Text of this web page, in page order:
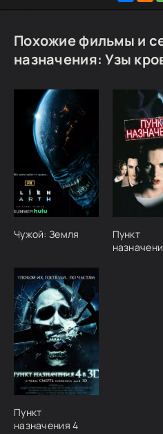
Похожие фильмы и
назначения: Узы
Чужой: Земля
Пункт
Пункт
назначения 4